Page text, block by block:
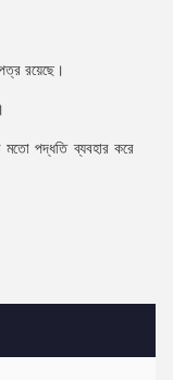
রয়েছে।
পদ্ধতি ব্যবহার করে